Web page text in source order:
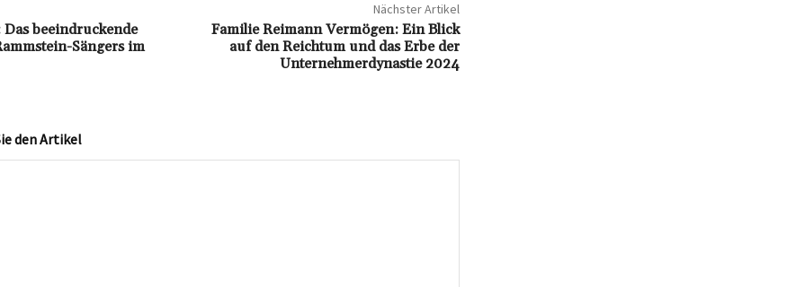
beeindruckende
Sängers im
Nächster Artikel
Familie Reimann Vermögen: Ein Blick
auf den Reichtum und das Erbe der
Unternehmerdynastie 2024
den Artikel